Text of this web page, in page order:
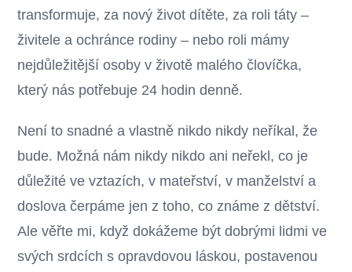
transformuje, za nový život dítěte, za roli táty –
živitele a ochránce rodiny – nebo roli mámy
nejdůležitější osoby v životě malého človíčka,
který nás potřebuje 24 hodin denně.
Není to snadné a vlastně nikdo nikdy neříkal, že
bude. Možná nám nikdy nikdo ani neřekl, co je
důležité ve vztazích, v mateřství, v manželství a
doslova čerpáme jen z toho, co známe z dětství.
Ale věřte mi, když dokážeme být dobrými lidmi ve
svých srdcích s opravdovou láskou, postavenou